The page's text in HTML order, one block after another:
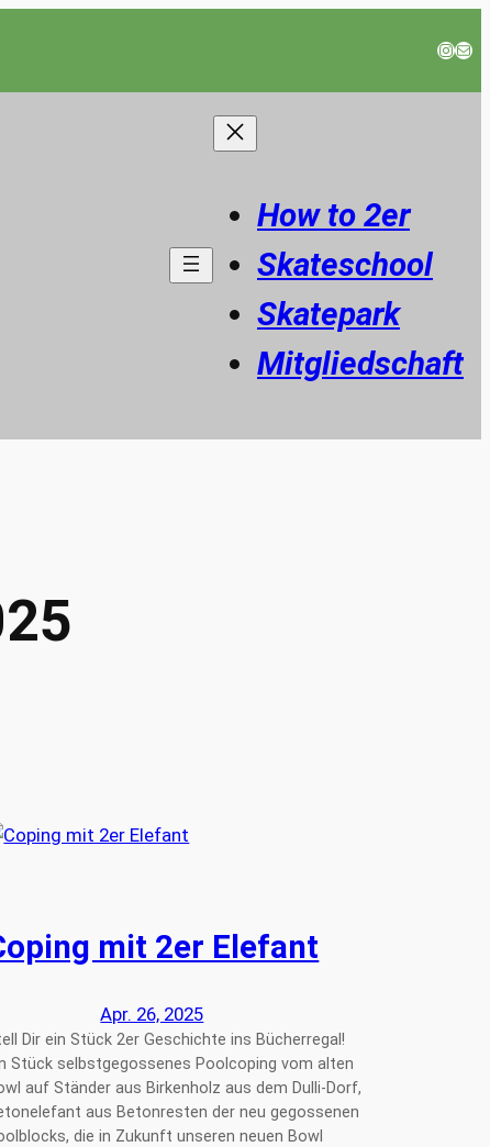
E-Mail
How to 2er
Skateschool
Skatepark
Mitgliedschaft
mit 2er Elefant
Apr. 26, 2025
Dir ein Stück 2er Geschichte ins Bücherregal!
Stück selbstgegossenes Poolcoping vom alten
auf Ständer aus Birkenholz aus dem Dulli-Dorf,
aus Betonresten der neu gegossenen
die in Zukunft unseren neuen Bowl